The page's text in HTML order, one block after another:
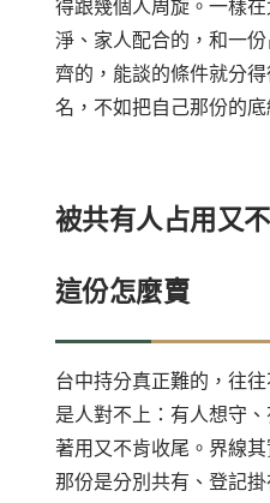
得跟幾個人周旋。一樣
淨、家人配合的，和一
齊的，能談的條件就分
名，不如把自己那份的底
被共有人占用又
這份怎麼賣
台中持分真正難的，往往
是人對不上：有人想守
著用又不肯收尾。界線
那份是分別共有、登記